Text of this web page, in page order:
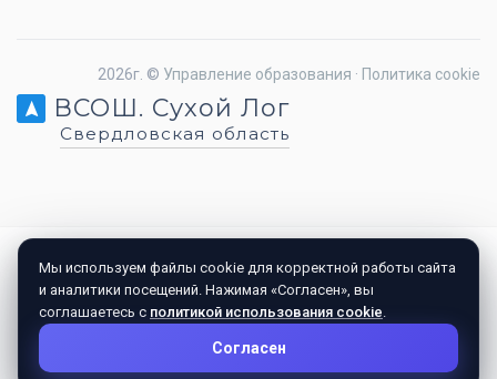
2026г. © Управление образования · Политика cookie
ВСОШ. Сухой Лог
Свердловская область
Мы используем файлы cookie для корректной работы сайта
и аналитики посещений. Нажимая «Согласен», вы
соглашаетесь с политикой использования cookie.
Согласен